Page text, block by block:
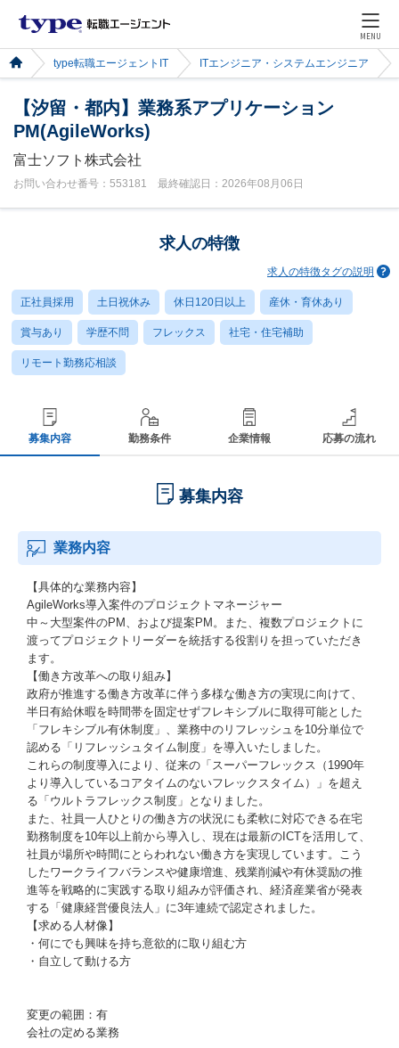
MENU
type転職エージェントIT ITエンジニア・システムエンジニア
【汐留・都内】業務系アプリケーション
PM(AgileWorks)
富士ソフト株式会社
お問い合わせ番号：553181 最終確認日：2026年08月06日
求人の特徴
求人の特徴タグの説明
正社員採用 土日祝休み 休日120日以上 産休・育休あり
賞与あり 学歴不問 フレックス 社宅・住宅補助
リモート勤務応相談
募集内容 勤務条件 企業情報 応募の流れ
募集内容
業務内容
【具体的な業務内容】
AgileWorks導入案件のプロジェクトマネージャー
中～大型案件のPM、および提案PM。また、複数プロジェクトに
渡ってプロジェクトリーダーを統括する役割りを担っていただき
ます。
【働き方改革への取り組み】
政府が推進する働き方改革に伴う多様な働き方の実現に向けて、
半日有給休暇を時間帯を固定せずフレキシブルに取得可能とした
「フレキシブル有休制度」、業務中のリフレッシュを10分単位で
認める「リフレッシュタイム制度」を導入いたしました。
これらの制度導入により、従来の「スーパーフレックス（1990年
より導入しているコアタイムのないフレックスタイム）」を超え
る「ウルトラフレックス制度」となりました。
また、社員一人ひとりの働き方の状況にも柔軟に対応できる在宅
勤務制度を10年以上前から導入し、現在は最新のICTを活用して、
社員が場所や時間にとらわれない働き方を実現しています。こう
したワークライフバランスや健康増進、残業削減や有休奨励の推
進等を戦略的に実践する取り組みが評価され、経済産業省が発表
する「健康経営優良法人」に3年連続で認定されました。
【求める人材像】
・何にでも興味を持ち意欲的に取り組む方
・自立して動ける方
変更の範囲：有
会社の定める業務